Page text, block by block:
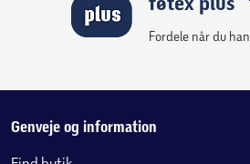
Fordele når du
Genveje og information